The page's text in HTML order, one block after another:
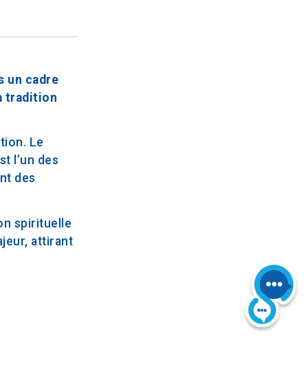
un cadre
tradition
Le
l’un des
des
spirituelle
attirant